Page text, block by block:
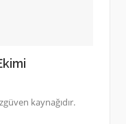
kaynağıdır.